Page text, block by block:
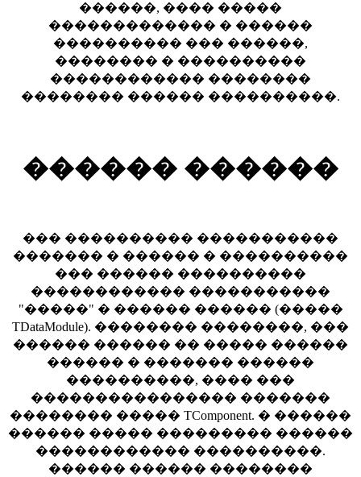
������, ���� �����
������������� � ������
���������� ��� ������,
�������� � ����������
������������ ��������
�������� ������ ����������.
������ ������
��� ���������� �����������
������� � ������ � ����������
��� ������ ����������
������������ �����������
"�����" � ������ ������ (�����
TDataModule). �������� ��������, ���
������ ������ �� ����� ������
������ � ������� ������
����������, ���� ���
���������������� �������
�������� ����� TComponent. � ������
������ ����� ��������� ������
������������ ����������.
������ ������ ��������